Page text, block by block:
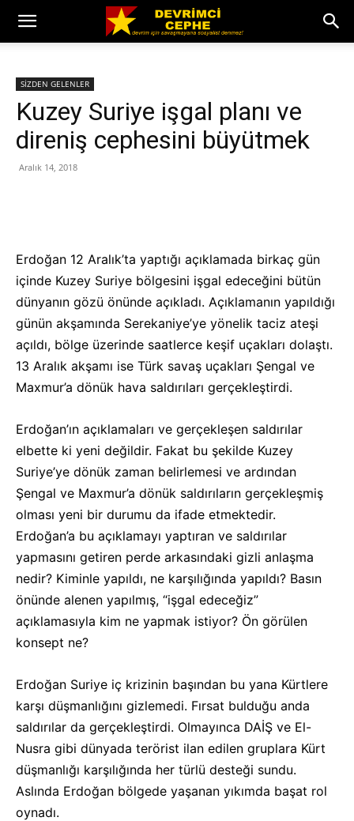
SİZDEN GELENLER
Kuzey Suriye işgal planı ve
direniş cephesini büyütmek
Aralık 14, 2018
Erdoğan 12 Aralık’ta yaptığı açıklamada birkaç gün
içinde Kuzey Suriye bölgesini işgal edeceğini bütün
dünyanın gözü önünde açıkladı. Açıklamanın yapıldığı
günün akşamında Serekaniye’ye yönelik taciz ateşi
açıldı, bölge üzerinde saatlerce keşif uçakları dolaştı.
13 Aralık akşamı ise Türk savaş uçakları Şengal ve
Maxmur’a dönük hava saldırıları gerçekleştirdi.
Erdoğan’ın açıklamaları ve gerçekleşen saldırılar
elbette ki yeni değildir. Fakat bu şekilde Kuzey
Suriye’ye dönük zaman belirlemesi ve ardından
Şengal ve Maxmur’a dönük saldırıların gerçekleşmiş
olması yeni bir durumu da ifade etmektedir.
Erdoğan’a bu açıklamayı yaptıran ve saldırılar
yapmasını getiren perde arkasındaki gizli anlaşma
nedir? Kiminle yapıldı, ne karşılığında yapıldı? Basın
önünde alenen yapılmış, “işgal edeceğiz”
açıklamasıyla kim ne yapmak istiyor? Ön görülen
konsept ne?
Erdoğan Suriye iç krizinin başından bu yana Kürtlere
karşı düşmanlığını gizlemedi. Fırsat bulduğu anda
saldırılar da gerçekleştirdi. Olmayınca DAİŞ ve El-
Nusra gibi dünyada terörist ilan edilen gruplara Kürt
düşmanlığı karşılığında her türlü desteği sundu.
Aslında Erdoğan bölgede yaşanan yıkımda başat rol
oynadı.